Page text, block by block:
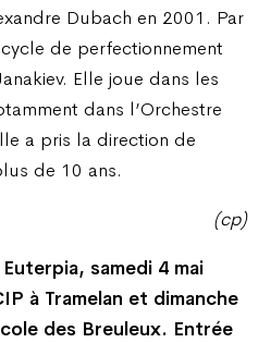
Dubach en 2001. Par
de perfectionnement
Elle joue dans les
dans l’Orchestre
a pris la direction de
de 10 ans.
(cp)
samedi 4 mai
à Tramelan et dimanche
des Breuleux. Entrée